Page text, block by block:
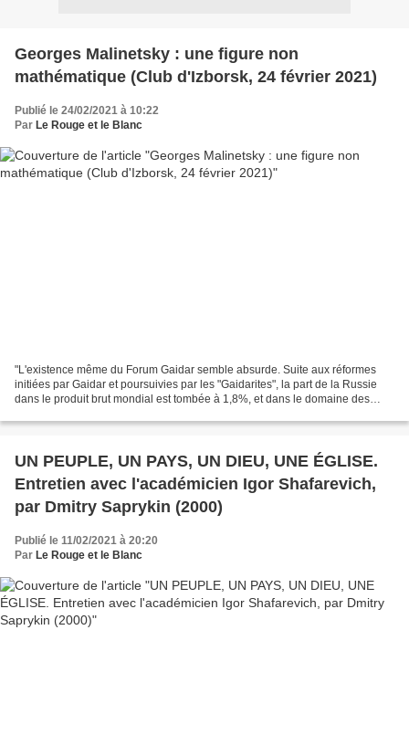
Georges Malinetsky : une figure non
mathématique (Club d'Izborsk, 24 février 2021)
Publié le 24/02/2021 à 10:22
Par Le Rouge et le Blanc
"L'existence même du Forum Gaidar semble absurde. Suite aux réformes
initiées par Gaidar et poursuivies par les "Gaidarites", la part de la Russie
dans le produit brut mondial est tombée à 1,8%, et dans le domaine des
UN PEUPLE, UN PAYS, UN DIEU, UNE ÉGLISE.
Entretien avec l'académicien Igor Shafarevich,
par Dmitry Saprykin (2000)
Publié le 11/02/2021 à 20:20
Par Le Rouge et le Blanc